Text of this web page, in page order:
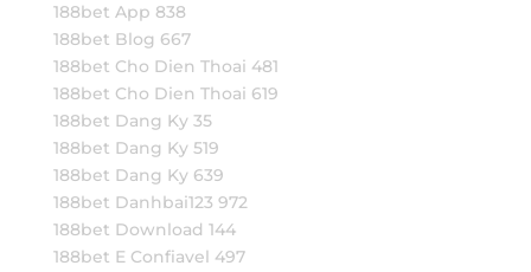
188bet App 838
188bet Blog 667
188bet Cho Dien Thoai 481
188bet Cho Dien Thoai 619
188bet Dang Ky 35
188bet Dang Ky 519
188bet Dang Ky 639
188bet Danhbai123 972
188bet Download 144
188bet E Confiavel 497